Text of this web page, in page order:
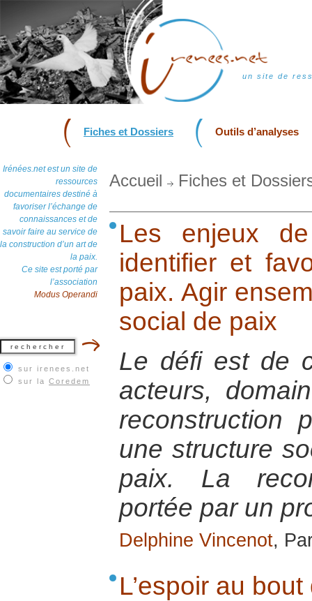
un site de
Fiches et Dossiers Outils d’analyses
Irénées.net est un site de
ressources
documentaires destiné à
favoriser l’échange de
connaissances et de
savoir faire au service de
la construction d’un art de
la paix.
Ce site est porté par
l’association
Modus Operandi
sur irenees.net
sur la Coredem
Accueil Fiches et
Les enjeux
identifier et
paix. Agir
social de paix
Le défi est de
acteurs,
reconstruction
une structure
paix. La
portée par un
Delphine Vincenot,
L’espoir au